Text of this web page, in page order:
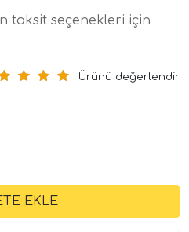
taksit seçenekleri için
Ürünü değerlendir